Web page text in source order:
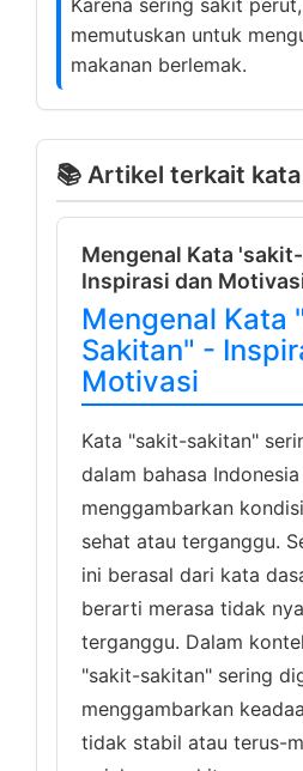
Karena sering sakit
memutuskan untuk
makanan berlemak.
📚 Artikel terkait
Mengenal Kata
Inspirasi dan
Mengenal Kata
Sakitan" -
Motivasi
Kata "sakit-sakitan"
dalam bahasa
menggambarkan
sehat atau terganggu.
ini berasal dari kata
berarti merasa tidak
terganggu. Dalam
"sakit-sakitan" sering
menggambarkan
tidak stabil atau terus-